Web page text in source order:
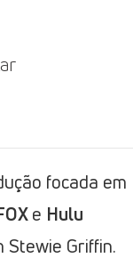
focada em
e Hulu
Griffin.